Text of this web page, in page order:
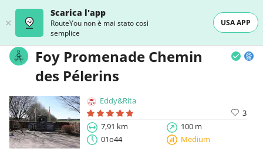
Scarica l'app
RouteYou non è mai stato così
semplice
USA APP
Foy Promenade Chemin
des Pélerins
Eddy&Rita
3
7,91 km
100 m
01o44
Medium